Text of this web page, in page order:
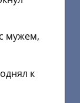
мужем,
к